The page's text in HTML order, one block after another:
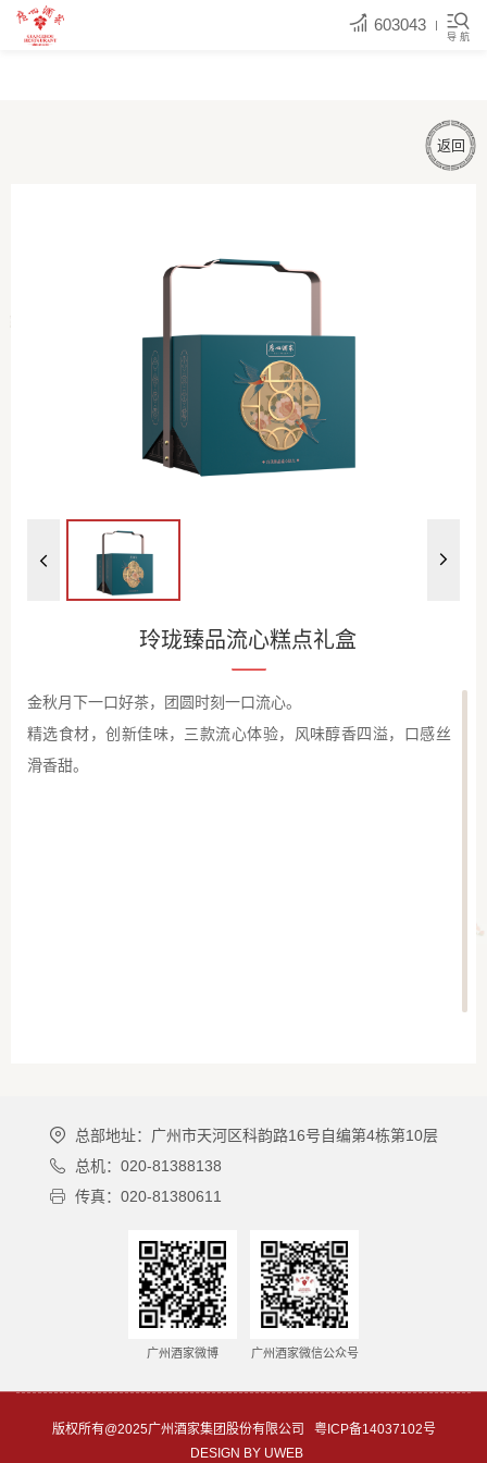
603043
导 航
返回
玲珑臻品流心糕点礼盒
金秋月下一口好茶，团圆时刻一口流心。
精选食材，创新佳味，三款流心体验，风味醇香四溢，口感丝
滑香甜。
总部地址：广州市天河区科韵路16号自编第4栋第10层
总机：020-81388138
传真：020-81380611
广州酒家微博 广州酒家微信公众号
版权所有@2025广州酒家集团股份有限公司
粤ICP备14037102号
DESIGN BY UWEB